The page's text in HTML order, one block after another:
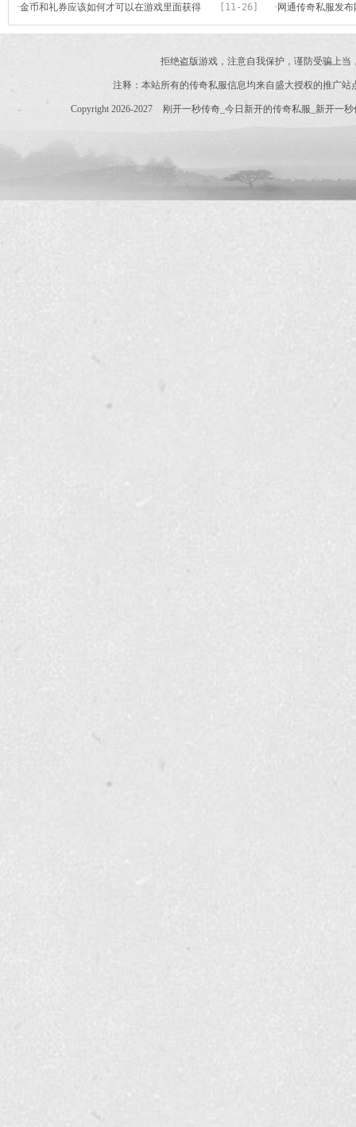
适宜
[11-26]
·金币和礼券应该如何才可以在游戏里面获得 · 网通传奇私服发
本吗
拒绝盗版游戏，注意自我保护，谨防受骗上
注释：本站所有的传奇私服信息均来自盛大授权的推广
Copyright 2026-2027 刚开一秒传奇_今日新开的传奇私服_新开一